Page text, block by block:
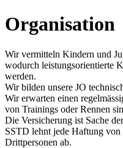
Organisation
Wir vermitteln Kindern und
wodurch leistungsorientierte
werden.
Wir bilden unsere JO
Wir erwarten einen
von Trainings oder Rennen
Die Versicherung ist Sache
SSTD lehnt jede Haftung
Drittpersonen ab.